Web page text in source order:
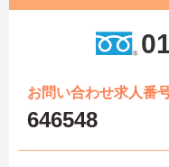
お問い合わせ求人番
646548